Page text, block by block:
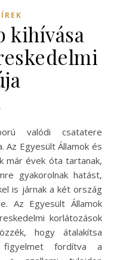
kihívása
Az Egyesült Államok és
már évek óta tartanak,
gyakorolnak hatást,
is járnak a két ország
Az Egyesült Államok
korlátozások
hogy átalakítsa
figyelmet fordítva a